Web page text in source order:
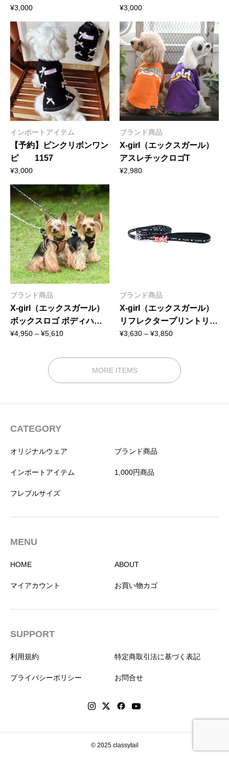
¥3,000
1158
¥3,000
インポートアイテム
【予約】ピンクリボンワン
ピ 1157
¥3,000
ブランド商品
X-girl（エックスガール）
アスレチックロゴT
¥2,980
ブランド商品
X-girl（エックスガール）
ボックスロゴ ボディハー
ネス｜全2色
¥4,950 – ¥5,610
価
ブランド商品
X-girl（エックスガール）
リフレクタープリントリー
ド｜全2色
¥3,630 – ¥3,850
価
–
¥3,850
MORE ITEMS
CATEGORY
オリジナルウェア ブランド商品
インポートアイテム 1,000円商品
フレブルサイズ
MENU
HOME ABOUT
マイアカウント お買い物カゴ
SUPPORT
利用規約 特定商取引法に基づく表記
プライバシーポリシー お問合せ
© 2025 classytail